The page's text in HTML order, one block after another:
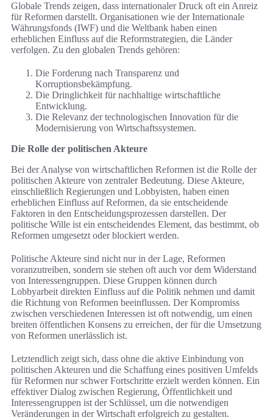
Globale Trends zeigen, dass internationaler Druck oft ein Anreiz
für Reformen darstellt. Organisationen wie der Internationale
Währungsfonds (IWF) und die Weltbank haben einen
erheblichen Einfluss auf die Reformstrategien, die Länder
verfolgen. Zu den globalen Trends gehören:
Die Forderung nach Transparenz und
Korruptionsbekämpfung.
Die Dringlichkeit für nachhaltige wirtschaftliche
Entwicklung.
Die Relevanz der technologischen Innovation für die
Modernisierung von Wirtschaftssystemen.
Die Rolle der politischen Akteure
Bei der Analyse von wirtschaftlichen Reformen ist die Rolle der
politischen Akteure von zentraler Bedeutung. Diese Akteure,
einschließlich Regierungen und Lobbyisten, haben einen
erheblichen Einfluss auf Reformen, da sie entscheidende
Faktoren in den Entscheidungsprozessen darstellen. Der
politische Wille ist ein entscheidendes Element, das bestimmt, ob
Reformen umgesetzt oder blockiert werden.
Politische Akteure sind nicht nur in der Lage, Reformen
voranzutreiben, sondern sie stehen oft auch vor dem Widerstand
von Interessengruppen. Diese Gruppen können durch
Lobbyarbeit direkten Einfluss auf die Politik nehmen und damit
die Richtung von Reformen beeinflussen. Der Kompromiss
zwischen verschiedenen Interessen ist oft notwendig, um einen
breiten öffentlichen Konsens zu erreichen, der für die Umsetzung
von Reformen unerlässlich ist.
Letztendlich zeigt sich, dass ohne die aktive Einbindung von
politischen Akteuren und die Schaffung eines positiven Umfelds
für Reformen nur schwer Fortschritte erzielt werden können. Ein
effektiver Dialog zwischen Regierung, Öffentlichkeit und
Interessengruppen ist der Schlüssel, um die notwendigen
Veränderungen in der Wirtschaft erfolgreich zu gestalten.